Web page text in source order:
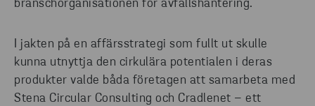
branschorganisationen för avfallshantering.
I jakten på en affärsstrategi som fullt ut skulle
kunna utnyttja den cirkulära potentialen i deras
produkter valde båda företagen att samarbeta med
Stena Circular Consulting och Cradlenet – ett